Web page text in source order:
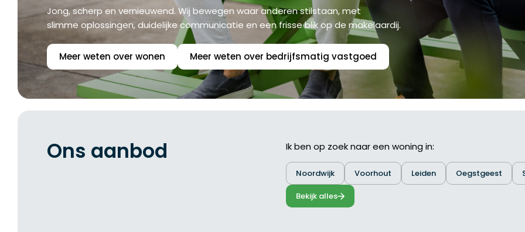
Jong, scherp en vernieuwend. Wij bewegen waar anderen stilstaan, met
slimme oplossingen, duidelijke communicatie en een frisse blik op de makelaardij.
Meer weten over wonen Meer weten over bedrijfsmatig vastgoed
Ons aanbod Ik ben op zoek naar een woning in:
Noordwijk Voorhout Leiden Oegstgeest
Bekijk alles